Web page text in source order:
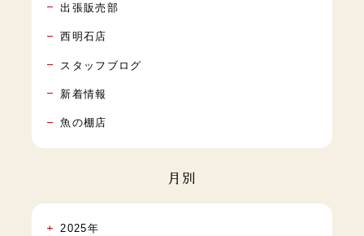
出張販売部
西明石店
スタッフブログ
新着情報
魚の棚店
月別
2025年